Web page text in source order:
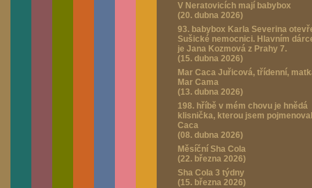
V Neratovicích mají babybox
(20. dubna 2026)
93. babybox Karla Severina
Sušické nemocnici. Hlavním
je Jana Kozmová z Prahy 7.
(15. dubna 2026)
Mar Caca Juřicová, třídenní,
Mar Cama
(13. dubna 2026)
198. hříbě v mém chovu je hnědá
klisnička, kterou jsem
Caca
(08. dubna 2026)
Měsíční Sha Cola
(22. března 2026)
Sha Cola 3 týdny
(15. března 2026)